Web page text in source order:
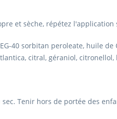
et sèche, répétez
40 sorbitan peroleate, huile
citral, géraniol,
Tenir hors de portée des